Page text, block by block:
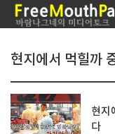
현지에서 먹힐까
현지
다